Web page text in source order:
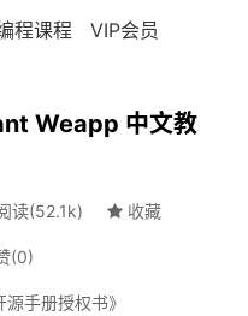
程课程 VIP会员
Weapp 中文教
读(52.1k) 收藏
(0)
源手册授权书》